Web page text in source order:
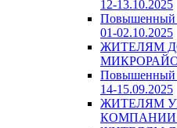
12-13.10.2025
Повышенный
01-02.10.2025
ЖИТЕЛЯМ
Повышенный
14-15.09.2025
ЖИТЕЛЯМ
КОМПАНИИ